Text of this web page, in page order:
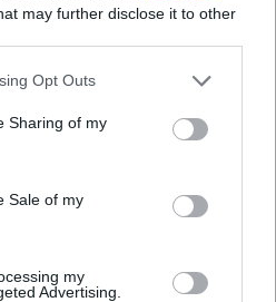
may further disclose it to other
Opt Outs
Sharing of my
Sale of my
my
Advertising.